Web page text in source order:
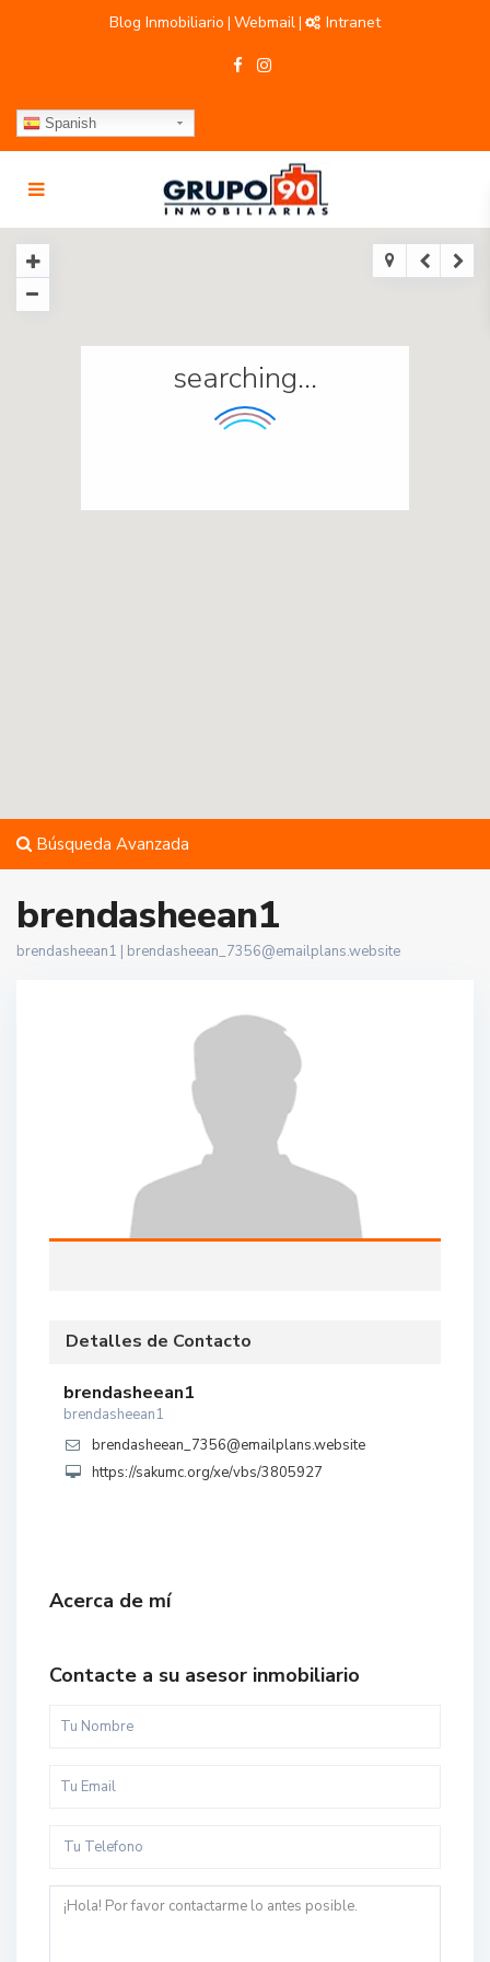
Blog Inmobiliario | Webmail| Intranet
Spanish
searching...
Búsqueda Avanzada
brendasheean1
brendasheean1 | brendasheean_7356@emailplans.website
Detalles de Contacto
brendasheean1
brendasheean1
brendasheean_7356@emailplans.website
https://sakumc.org/xe/vbs/3805927
Acerca de mí
Contacte a su asesor inmobiliario